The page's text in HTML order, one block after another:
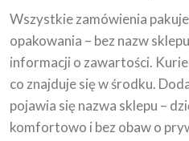
Wszystkie zamówienia
opakowania – bez nazw
informacji o zawartości.
co znajduje się w środku.
pojawia się nazwa sklepu –
komfortowo i bez obaw o